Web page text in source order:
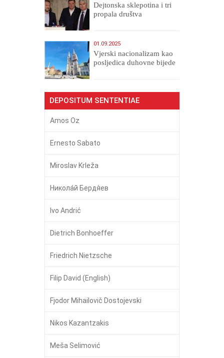
Dejtonska sklepotina i tri
propala društva
01.09.2025
​Vjerski nacionalizam kao
posljedica duhovne bijede
DEPOSITUM SENTENTIAE
Amos Oz
Ernesto Sabato
Miroslav Krleža
Никола́й Бердя́ев
Ivo Andrić
Dietrich Bonhoeffer
Friedrich Nietzsche
Filip David (English)
Fjodor Mihailovič Dostojevski
Nikos Kazantzakis
Meša Selimović